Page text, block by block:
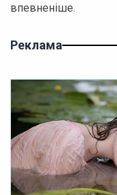
впевненіше.
Реклама